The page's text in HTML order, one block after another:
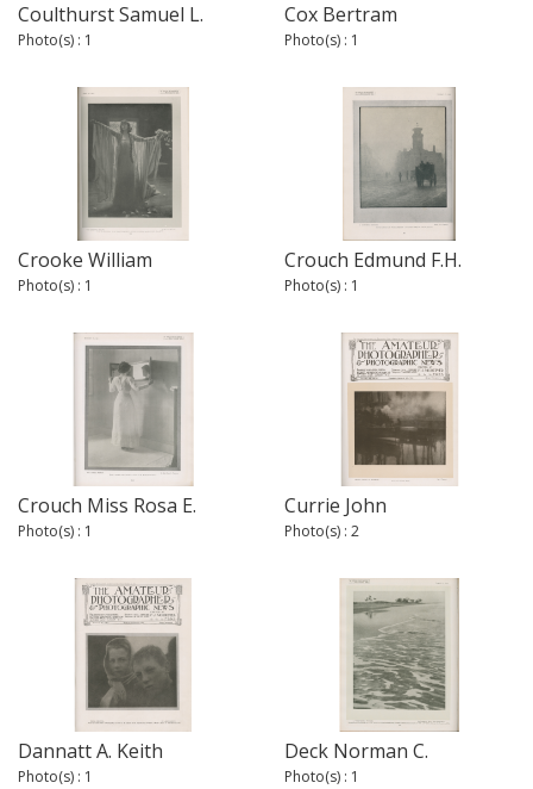
Coulthurst Samuel L.
Photo(s) : 1
Cox Bertram
Photo(s) : 1
Crooke William
Photo(s) : 1
Crouch Edmund F.H.
Photo(s) : 1
Crouch Miss Rosa E.
Photo(s) : 1
Currie John
Photo(s) : 2
Dannatt A. Keith
Photo(s) : 1
Deck Norman C.
Photo(s) : 1